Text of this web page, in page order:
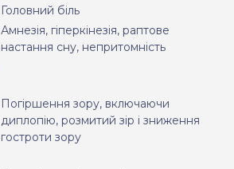
Головний біль
Амнезія, гіперкінезія, раптове
настання сну, непритомність
Погіршення зору, включаючи
диплопію, розмитий зір і зниження
гостроти зору